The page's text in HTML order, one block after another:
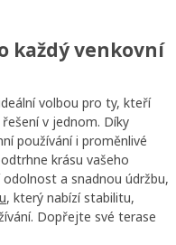
každý venkovní
volbou pro ty, kteří
v jednom. Díky
používání i proměnlivé
krásu vašeho
a snadnou údržbu,
, který nabízí stabilitu,
Dopřejte své terase